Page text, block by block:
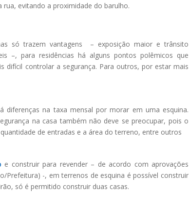
evitando a proximidade do barulho.
só trazem vantagens – exposição maior e trânsito
–, para residências há alguns pontos polêmicos que
difícil controlar a segurança. Para outros, por estar mais
diferenças na taxa mensal por morar em uma esquina.
na casa também não deve se preocupar, pois o
de entradas e a área do terreno, entre outros
e construir para revender – de acordo com aprovações
Prefeitura) -, em terrenos de esquina é possível construir
só é permitido construir duas casas.